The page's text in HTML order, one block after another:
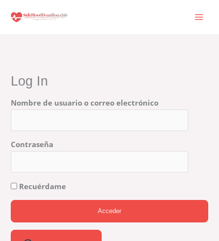
Log In
Nombre de usuario o correo electrónico
Contraseña
Recuérdame